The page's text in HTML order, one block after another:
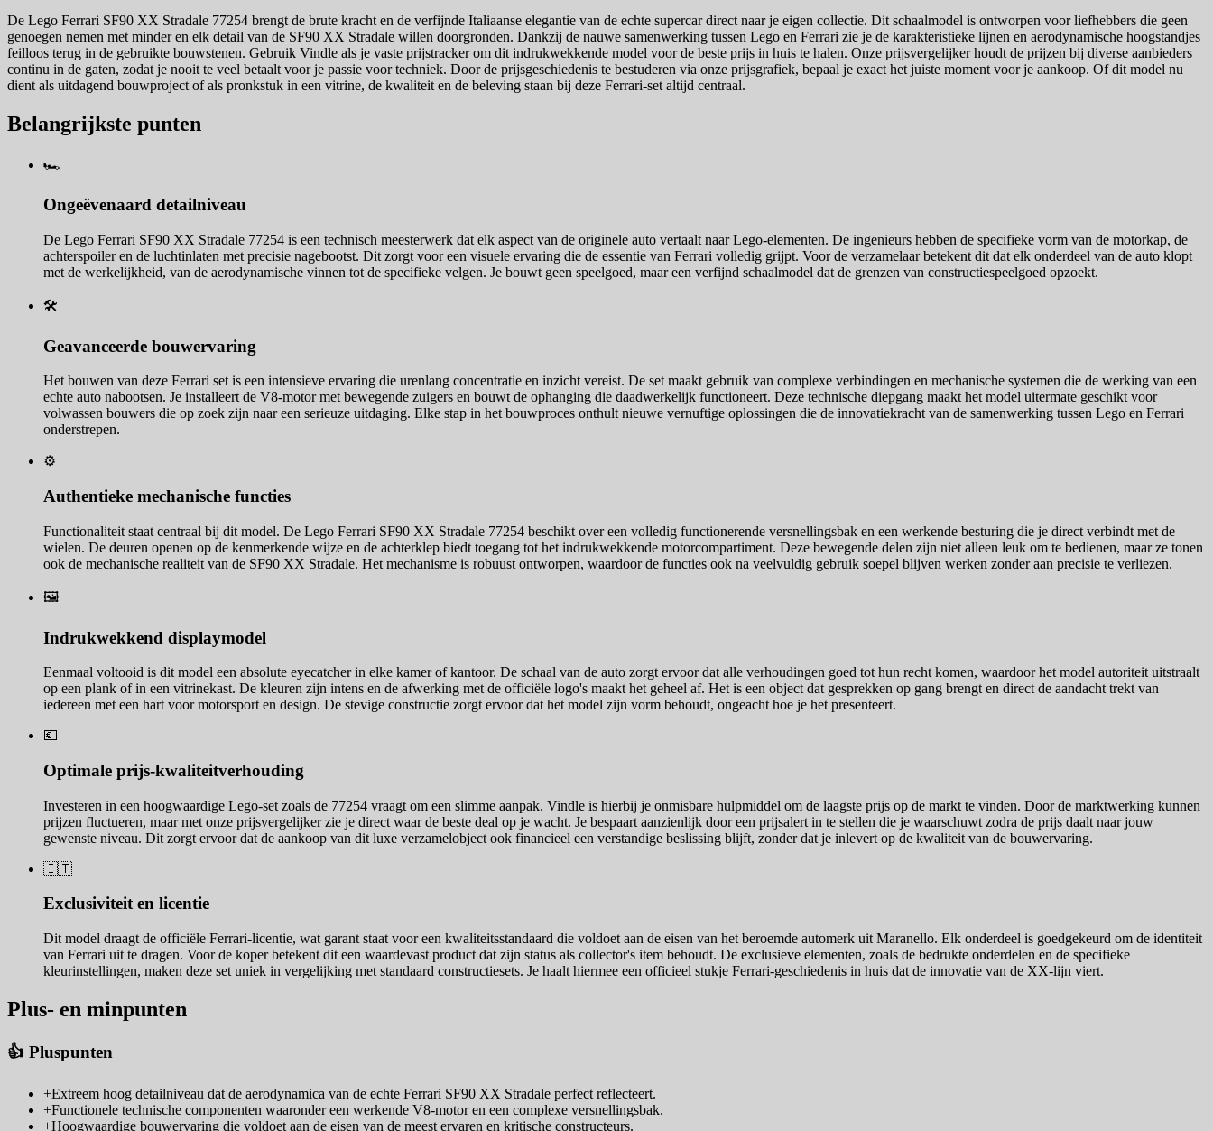
De Lego Ferrari SF90 XX Stradale 77254 brengt de brute kracht en de verfijnde Italiaanse elegantie van de echte supercar direct naar je eigen collectie. Dit schaalmodel is ontworpen voor liefhebbers die geen
genoegen nemen met minder en elk detail van de SF90 XX Stradale willen doorgronden. Dankzij de nauwe samenwerking tussen Lego en Ferrari zie je de karakteristieke lijnen en aerodynamische hoogstandjes
feilloos terug in de gebruikte bouwstenen. Gebruik Vindle als je vaste prijstracker om dit indrukwekkende model voor de beste prijs in huis te halen. Onze prijsvergelijker houdt de prijzen bij diverse aanbieders
continu in de gaten, zodat je nooit te veel betaalt voor je passie voor techniek. Door de prijsgeschiedenis te bestuderen via onze prijsgrafiek, bepaal je exact het juiste moment voor je aankoop. Of dit model nu
dient als uitdagend bouwproject of als pronkstuk in een vitrine, de kwaliteit en de beleving staan bij deze Ferrari-set altijd centraal.
Belangrijkste punten
🏎️
Ongeëvenaard detailniveau
De Lego Ferrari SF90 XX Stradale 77254 is een technisch meesterwerk dat elk aspect van de originele auto vertaalt naar Lego-elementen. De ingenieurs hebben de specifieke vorm van de motorkap, de
achterspoiler en de luchtinlaten met precisie nagebootst. Dit zorgt voor een visuele ervaring die de essentie van Ferrari volledig grijpt. Voor de verzamelaar betekent dit dat elk onderdeel van de auto klopt
met de werkelijkheid, van de aerodynamische vinnen tot de specifieke velgen. Je bouwt geen speelgoed, maar een verfijnd schaalmodel dat de grenzen van constructiespeelgoed opzoekt.
🛠️
Geavanceerde bouwervaring
Het bouwen van deze Ferrari set is een intensieve ervaring die urenlang concentratie en inzicht vereist. De set maakt gebruik van complexe verbindingen en mechanische systemen die de werking van een
echte auto nabootsen. Je installeert de V8-motor met bewegende zuigers en bouwt de ophanging die daadwerkelijk functioneert. Deze technische diepgang maakt het model uitermate geschikt voor
volwassen bouwers die op zoek zijn naar een serieuze uitdaging. Elke stap in het bouwproces onthult nieuwe vernuftige oplossingen die de innovatiekracht van de samenwerking tussen Lego en Ferrari
onderstrepen.
⚙️
Authentieke mechanische functies
Functionaliteit staat centraal bij dit model. De Lego Ferrari SF90 XX Stradale 77254 beschikt over een volledig functionerende versnellingsbak en een werkende besturing die je direct verbindt met de
wielen. De deuren openen op de kenmerkende wijze en de achterklep biedt toegang tot het indrukwekkende motorcompartiment. Deze bewegende delen zijn niet alleen leuk om te bedienen, maar ze tonen
ook de mechanische realiteit van de SF90 XX Stradale. Het mechanisme is robuust ontworpen, waardoor de functies ook na veelvuldig gebruik soepel blijven werken zonder aan precisie te verliezen.
🖼️
Indrukwekkend displaymodel
Eenmaal voltooid is dit model een absolute eyecatcher in elke kamer of kantoor. De schaal van de auto zorgt ervoor dat alle verhoudingen goed tot hun recht komen, waardoor het model autoriteit uitstraalt
op een plank of in een vitrinekast. De kleuren zijn intens en de afwerking met de officiële logo's maakt het geheel af. Het is een object dat gesprekken op gang brengt en direct de aandacht trekt van
iedereen met een hart voor motorsport en design. De stevige constructie zorgt ervoor dat het model zijn vorm behoudt, ongeacht hoe je het presenteert.
💶
Optimale prijs-kwaliteitverhouding
Investeren in een hoogwaardige Lego-set zoals de 77254 vraagt om een slimme aanpak. Vindle is hierbij je onmisbare hulpmiddel om de laagste prijs op de markt te vinden. Door de marktwerking kunnen
prijzen fluctueren, maar met onze prijsvergelijker zie je direct waar de beste deal op je wacht. Je bespaart aanzienlijk door een prijsalert in te stellen die je waarschuwt zodra de prijs daalt naar jouw
gewenste niveau. Dit zorgt ervoor dat de aankoop van dit luxe verzamelobject ook financieel een verstandige beslissing blijft, zonder dat je inlevert op de kwaliteit van de bouwervaring.
🇮🇹
Exclusiviteit en licentie
Dit model draagt de officiële Ferrari-licentie, wat garant staat voor een kwaliteitsstandaard die voldoet aan de eisen van het beroemde automerk uit Maranello. Elk onderdeel is goedgekeurd om de identiteit
van Ferrari uit te dragen. Voor de koper betekent dit een waardevast product dat zijn status als collector's item behoudt. De exclusieve elementen, zoals de bedrukte onderdelen en de specifieke
kleurinstellingen, maken deze set uniek in vergelijking met standaard constructiesets. Je haalt hiermee een officieel stukje Ferrari-geschiedenis in huis dat de innovatie van de XX-lijn viert.
Plus- en minpunten
👍 Pluspunten
+Extreem hoog detailniveau dat de aerodynamica van de echte Ferrari SF90 XX Stradale perfect reflecteert.
+Functionele technische componenten waaronder een werkende V8-motor en een complexe versnellingsbak.
+Hoogwaardige bouwervaring die voldoet aan de eisen van de meest ervaren en kritische constructeurs.